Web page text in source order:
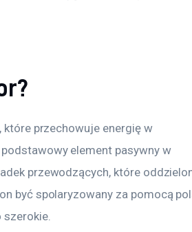
przechowuje energię w
element pasywny w
przewodzących, które
być spolaryzowany za pomocą